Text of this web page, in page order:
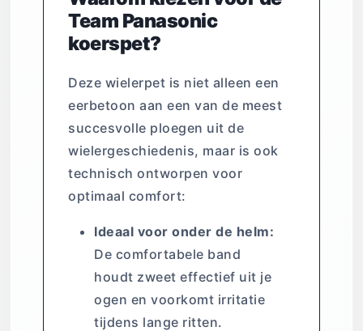
Team Panasonic
koerspet?
Deze wielerpet is niet alleen een
eerbetoon aan een van de meest
succesvolle ploegen uit de
wielergeschiedenis, maar is ook
technisch ontworpen voor
optimaal comfort:
Ideaal voor onder de helm:
De comfortabele band
houdt zweet effectief uit je
ogen en voorkomt irritatie
tijdens lange ritten.